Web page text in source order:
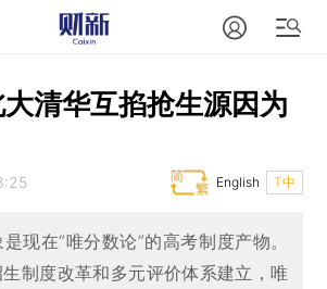
清华互掐抢生源因为
T中
English
现在“唯分数论”的高考制度产物。
制度改革和多元评价体系建立，唯